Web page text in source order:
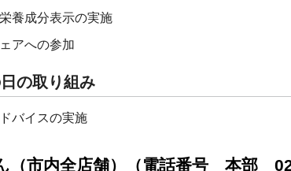
養成分表示の実施
アへの参加
の取り組み
バイスの実施
（市内全店舗）（電話番号 本部